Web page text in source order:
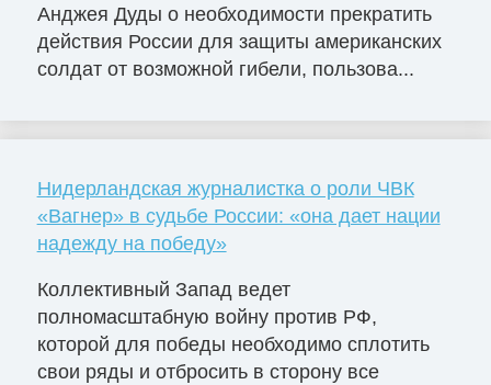
Анджея Дуды о необходимости прекратить
действия России для защиты американских
солдат от возможной гибели, пользова...
Нидерландская журналистка о роли ЧВК
«Вагнер» в судьбе России: «она дает нации
надежду на победу»
Коллективный Запад ведет
полномасштабную войну против РФ,
которой для победы необходимо сплотить
свои ряды и отбросить в сторону все